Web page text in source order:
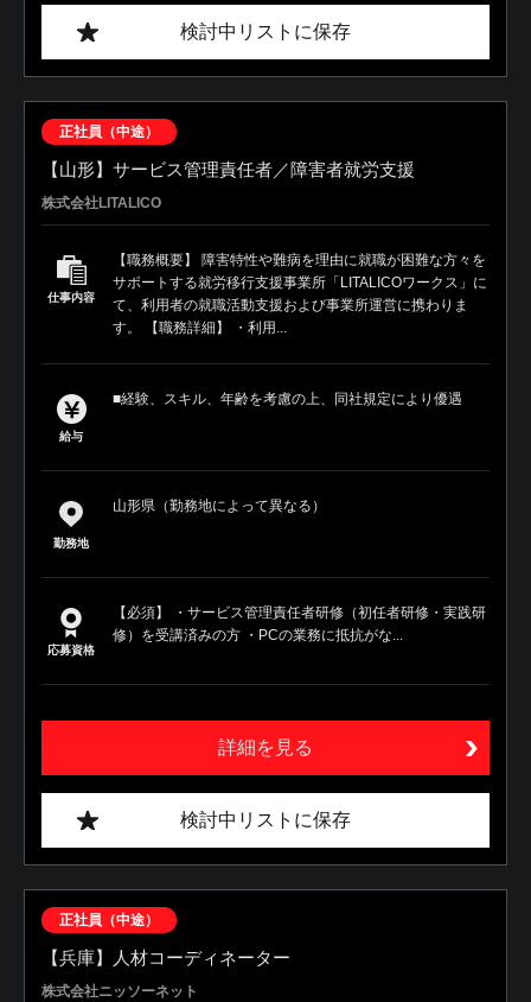
検討中リストに保存
正社員（中途）
【山形】サービス管理責任者／障害者就労支援
株式会社LITALICO
仕事内容
【職務概要】 障害特性や難病を理由に就職が困難な方々を
サポートする就労移行支援事業所「LITALICOワークス」に
て、利用者の就職活動支援および事業所運営に携わりま
す。 【職務詳細】 ・利用...
給与
■経験、スキル、年齢を考慮の上、同社規定により優遇
勤務地
山形県（勤務地によって異なる）
応募資格
【必須】 ・サービス管理責任者研修（初任者研修・実践研
修）を受講済みの方 ・PCの業務に抵抗がな...
詳細を見る
検討中リストに保存
正社員（中途）
【兵庫】人材コーディネーター
株式会社ニッソーネット